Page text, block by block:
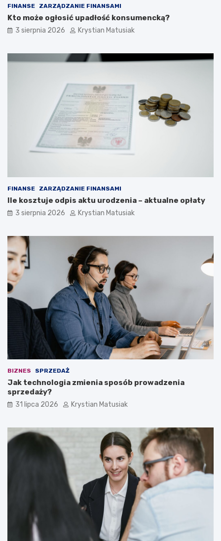
FINANSE ZARZĄDZANIE FINANSAMI
Kto może ogłosić upadłość konsumencką?
3 sierpnia 2026 Krystian Matusiak
FINANSE ZARZĄDZANIE FINANSAMI
Ile kosztuje odpis aktu urodzenia – aktualne opłaty
3 sierpnia 2026 Krystian Matusiak
BIZNES SPRZEDAŻ
Jak technologia zmienia sposób prowadzenia
sprzedaży?
31 lipca 2026 Krystian Matusiak